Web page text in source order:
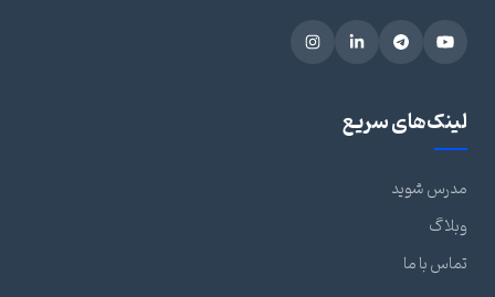
لینک‌های سریع
مدرس شوید
وبلاگ
تماس با ما